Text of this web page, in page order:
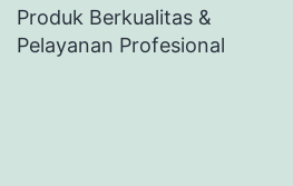
Produk Berkualitas &
Pelayanan Profesional